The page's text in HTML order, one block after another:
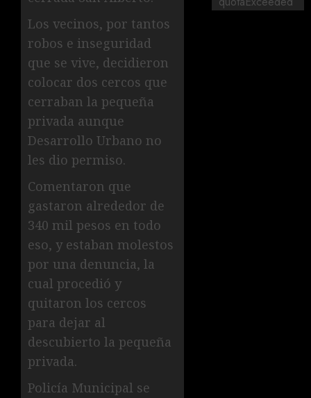
Los vecinos, por tantos
robos e inseguridad
que se vive, decidieron
colocar dos cercos que
cerraban la pequeña
privada aunque
Desarrollo Urbano no
les dio permiso.
Comentaron que
gastaron alrededor de
340 mil pesos en todo
eso, y estaban molestos
por una denuncia, la
cual procedió y
quitaron los cercos
para dejar al
descubierto la pequeña
privada.
Policía Municipal se